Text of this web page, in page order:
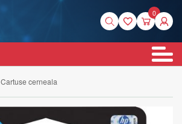
0
Cartuse cerneala